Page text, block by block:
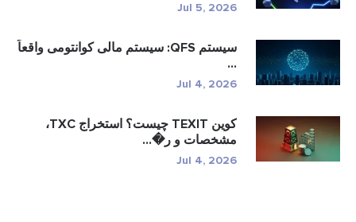
Jul 5, 2026
سیستم QFS: سیستم مالی کوانتومی واقعاً
...
Jul 4, 2026
کوین TEXIT چیست؟ استخراج TXC،
مشخصات و ر�...
Jul 4, 2026